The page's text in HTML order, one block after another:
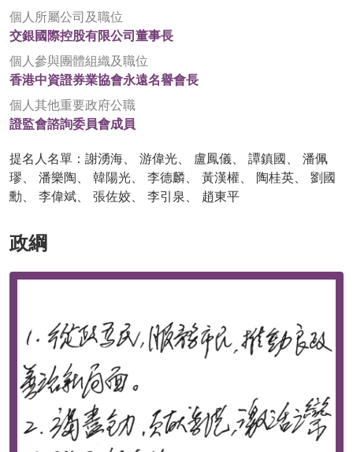
個人所屬公司及職位
交銀國際控股有限公司董事長
個人參與團體組織及職位
香港中資證券業協會永遠名譽會長
個人其他重要政府公職
證監會諮詢委員會成員
提名人名單：謝湧海、 游偉光、 盧鳳儀、 譚鎮國、 潘佩
璆、 潘樂陶、 韓陽光、 李德麟、 黃漢權、 陶桂英、 劉國
勳、 李偉斌、 張佐姣、 李引泉、 趙東平
政綱